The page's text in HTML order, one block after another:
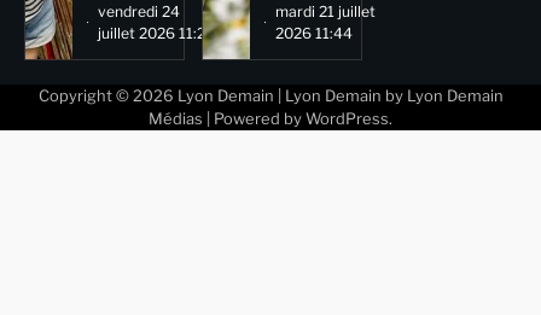
vendredi 24
juillet 2026 11:29
mardi 21 juillet
2026 11:44
Copyright © 2026 Lyon Demain | Lyon Demain by Lyon Demain
Médias | Powered by WordPress.